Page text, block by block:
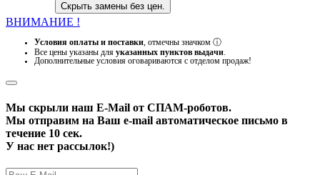
Скрыть замены без цен.
ВНИМАНИЕ !
Условия оплаты и поставки , отмечны значком ⓘ
Все цены указаны для указанных пунктов выдачи
Дополнительные условия оговариваются с отделом продаж!
Мы скрыли наш E-Mail от СПАМ-роботов.
Мы отправим на Ваш e-mail автоматическое письмо в
течение 10 сек.
У нас нет рассылок!)